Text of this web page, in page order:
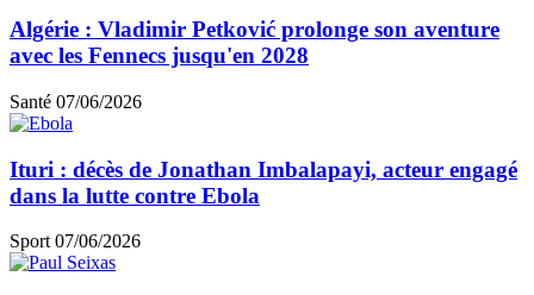
Algérie : Vladimir Petković prolonge son aventure
avec les Fennecs jusqu'en 2028
Santé 07/06/2026
Ituri : décès de Jonathan Imbalapayi, acteur engagé
dans la lutte contre Ebola
Sport 07/06/2026